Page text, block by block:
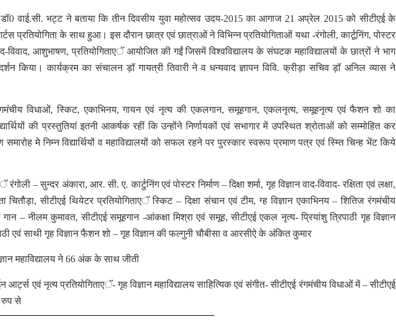
वाई.सी. भट्ट ने बताया कि तीन दिवसीय युवा महोत्सव उदय-2015 का आगाज 21 अप्रेल 2015 को सीटीएई के
प्रतियोगिता के साथ हुआ। इस दौरान छात्र एवं छात्राओं ने विभिन्न प्रतियोगिताओं यथा -रंगोली, कार्टूनिंग, पोस्टर
विवाद, आशुभाषण, प्रतियोगिताएॅ आयोजित की गईं जिसमें विश्वविद्यालय के संघटक महाविद्यालयों के छात्रों ने भाग
किया। कार्यक्रम का संचालन ड़ॉ गायत्री तिवारी ने व धन्यवाद ज्ञापन विवि. क्रीड़ा सचिव ड़ॉ अनिल व्यास ने
विधाओं, स्किट, एकाभिनय, गायन एवं नृत्य की एकलगान, समूहगान, एकलनृत्य, समूहनृत्य एवं फैशन शो का
की प्रस्तुतियां इतनी आकर्षक रहीं कि उन्होंने निर्णायकों एवं सभागार में उपस्थित श्रोताओं को सम्मोहित कर
समारोह मे निम्न विद्यार्थियों व महाविद्यालयों को सफल रहने पर पुरस्कार स्वरूप प्रमाण पत्र एवं स्म्ति चिन्ह भेंट किये
– सुन्दर अंकारा, आर. सी. ए. कार्टुनिंग एवं पोस्टर निर्माण – दिक्षा शर्मा, गृह विज्ञान वाद-विवाद- रक्षिता एवं लक्षा,
चितौड़ा, सीटीएई थियेटर प्रतियोगिताएॅ स्किट – दिक्षा संचान एवं टीम, ग्ह विज्ञान एकाभिनय – शितिज रंगमंचीय
– नीलम कुमावत, सीटीएई समूहगान -आंकक्षा मिश्रा एवं समूह, सीटीएई एकल नृत्य- प्रियांशु त्रिपाठी गृह विज्ञान
एवं साथी गृह विज्ञान फैशन शो – गृह विज्ञान की फल्गुनी चौबीसा व आरसीऐ के अंकित कुमार
महाविद्यालय ने 66 अंक के साथ जीती
आर्ट्स एवं नृत्य प्रतियोगिताएॅ- गृह विज्ञान महाविद्यालय साहित्यिक एवं संगीत- सीटीएई रंगमंचीय विधाओं में – सीटीएई
रुप से